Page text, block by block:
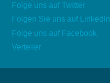
Folge uns auf Twitter
Folgen Sie uns auf LinkedIn
Folge uns auf Facebook
Verteiler